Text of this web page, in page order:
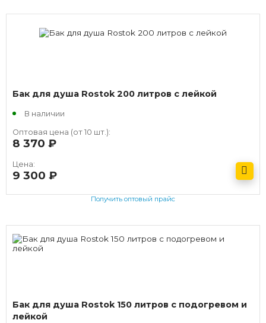
Бак для душа Rostok 200 литров с лейкой
В наличии
Оптовая цена (от 10 шт.):
8 370
Цена:
9 300
Получить оптовый прайс
Бак для душа Rostok 150 литров с подогревом и
лейкой